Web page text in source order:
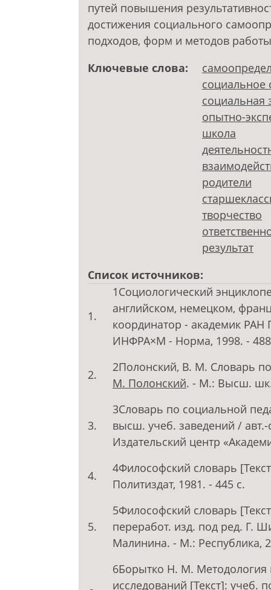
путей повышения
достижения социального
подходов, форм и методов
Ключевые слова:
социальное
социальная
опытно-
школа
родители
творчество
результат
Список источников:
1.
1Социологический
английском, немецком,
координатор - академик РАН
ИНФРА×М - Норма, 1998. -
2.
2Полонский, В. М. Словарь
М. Полонский. - М.: Высш.
3.
3Словарь по социальной
высш. учеб. заведений /
Издательский центр
4.
4Философский словарь
Политиздат, 1981. - 445 с.
5.
5Философский словарь
переработ. изд. под ред. Г.
Малинина. - М.: Республика,
6Борытко Н. М. Методология
исследований [Текст]: учеб.